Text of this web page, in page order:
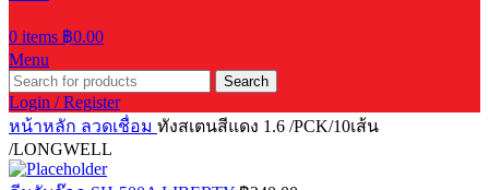
0 items ฿0.00
Menu
Search
Login / Register
หน้าหลัก ลวดเชื่อม ทังสเตนสีแดง 1.6 /PCK/10เส้น
/LONGWELL